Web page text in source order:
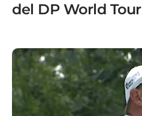
del DP World Tour